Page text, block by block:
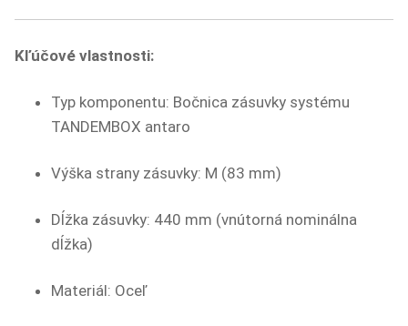
Kľúčové vlastnosti:
Typ komponentu: Bočnica zásuvky systému
TANDEMBOX antaro
Výška strany zásuvky: M (83 mm)
Dĺžka zásuvky: 440 mm (vnútorná nominálna
dĺžka)
Materiál: Oceľ